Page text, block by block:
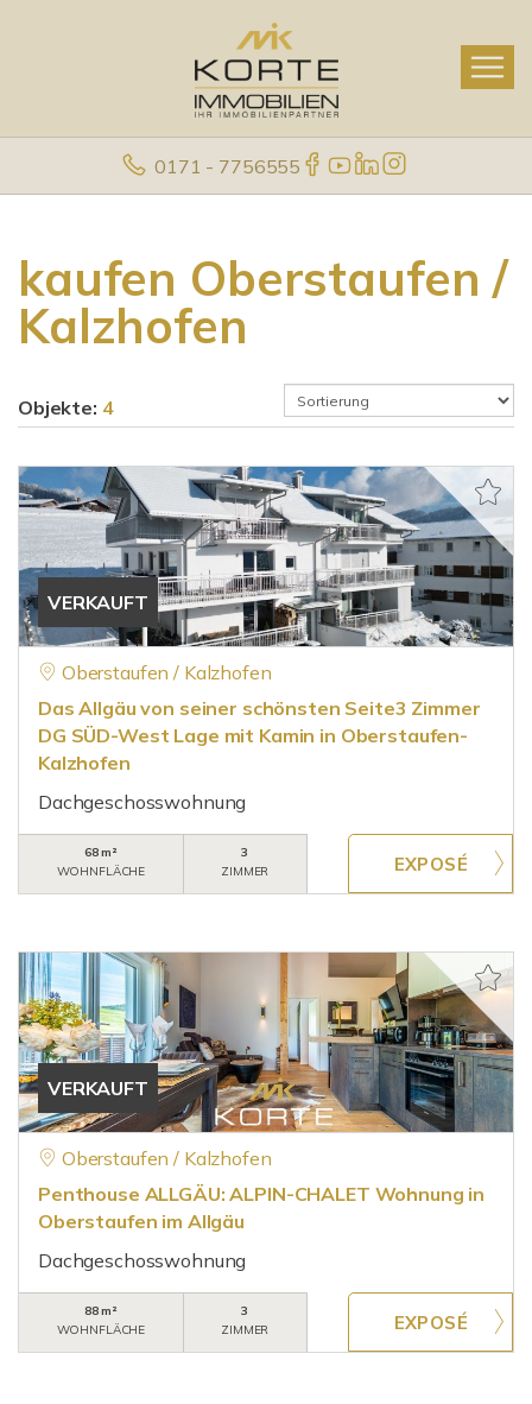
0171 - 7756555
kaufen Oberstaufen /
Kalzhofen
Objekte: 4
VERKAUFT
Oberstaufen / Kalzhofen
Das Allgäu von seiner schönsten Seite3 Zimmer
DG SÜD-West Lage mit Kamin in Oberstaufen-
Kalzhofen
Dachgeschosswohnung
68 m²
WOHNFLÄCHE
3
ZIMMER
VERKAUFT
Oberstaufen / Kalzhofen
Penthouse ALLGÄU: ALPIN-CHALET Wohnung in
Oberstaufen im Allgäu
Dachgeschosswohnung
88 m²
WOHNFLÄCHE
3
ZIMMER